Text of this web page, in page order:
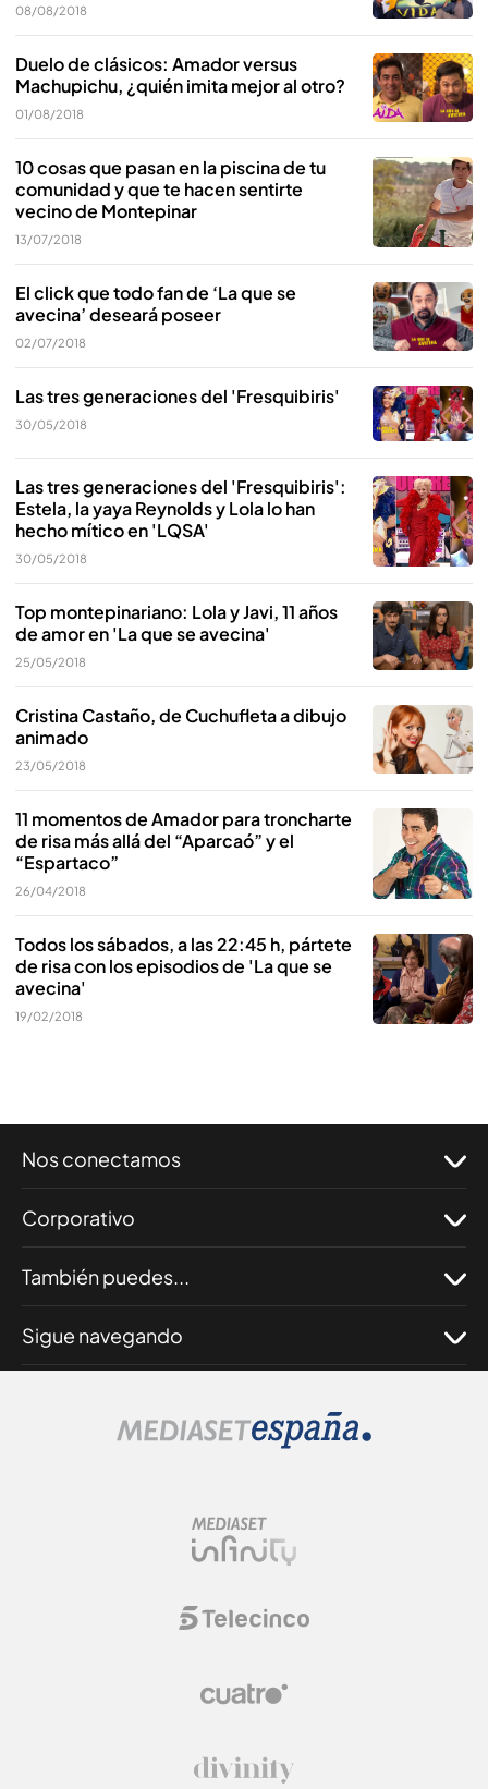
08/08/2018
Duelo de clásicos: Amador versus
Machupichu, ¿quién imita mejor al otro?
01/08/2018
10 cosas que pasan en la piscina de tu
comunidad y que te hacen sentirte
vecino de Montepinar
13/07/2018
El click que todo fan de ‘La que se
avecina’ deseará poseer
02/07/2018
Las tres generaciones del 'Fresquibiris'
30/05/2018
Las tres generaciones del 'Fresquibiris':
Estela, la yaya Reynolds y Lola lo han
hecho mítico en 'LQSA'
30/05/2018
Top montepinariano: Lola y Javi, 11 años
de amor en 'La que se avecina'
25/05/2018
Cristina Castaño, de Cuchufleta a dibujo
animado
23/05/2018
11 momentos de Amador para troncharte
de risa más allá del “Aparcaó” y el
“Espartaco”
26/04/2018
Todos los sábados, a las 22:45 h, pártete
de risa con los episodios de 'La que se
avecina'
19/02/2018
Nos conectamos
Corporativo
También puedes...
Sigue navegando